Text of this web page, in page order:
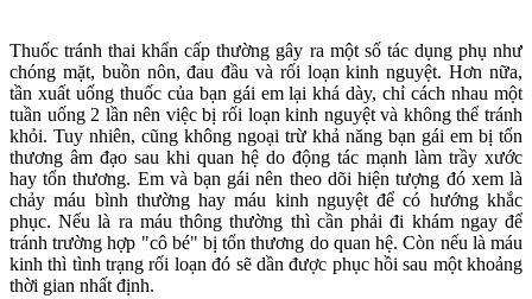
Thuốc tránh thai khẩn cấp thường gây ra một số tác dụng phụ như
chóng mặt, buồn nôn, đau đầu và rối loạn kinh nguyệt. Hơn nữa,
tần xuất uống thuốc của bạn gái em lại khá dày, chỉ cách nhau một
tuần uống 2 lần nên việc bị rối loạn kinh nguyệt và không thể tránh
khỏi. Tuy nhiên, cũng không ngoại trừ khả năng bạn gái em bị tổn
thương â‌ּm đạ‌ּo sau khi quan hệ do động tác mạnh làm trầy xước
hay tổn thương. Em và bạn gái nên theo dõi hiện tượng đó xem là
chảy máu bình thường hay máu kinh nguyệt để có hướng khắc
phục. Nếu là ra máu thông thường thì cần phải đi khám ngay để
tránh trường hợp "cô bé" bị tổn thương do quan hệ. Còn nếu là máu
kinh thì tình trạng rối loạn đó sẽ dần được phục hồi sau một khoảng
thời gian nhất định.